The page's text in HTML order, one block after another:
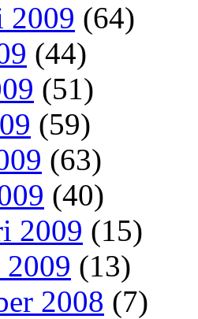
2009 (64)
(44)
(51)
(59)
(63)
(40)
2009 (15)
(13)
2008 (7)